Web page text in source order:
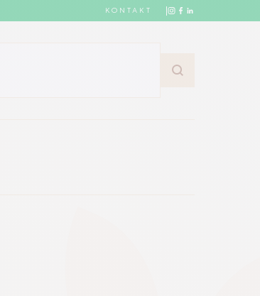
KONTAKT